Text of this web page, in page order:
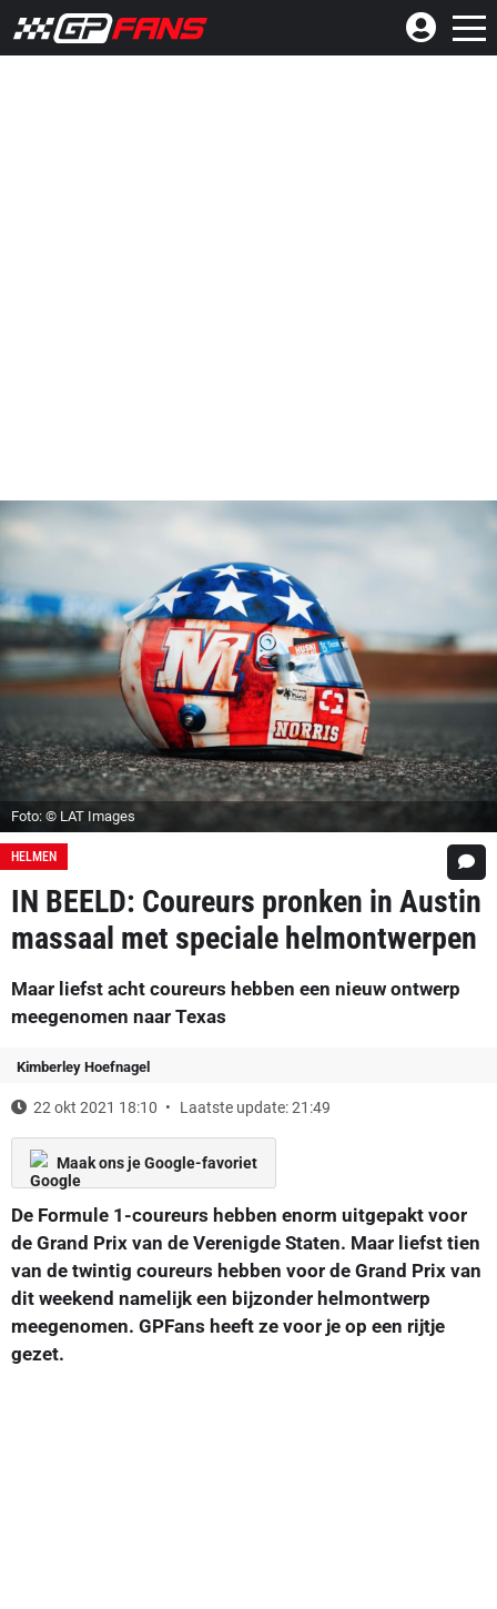
Foto: © LAT Images
HELMEN
IN BEELD: Coureurs pronken in Austin
massaal met speciale helmontwerpen
Maar liefst acht coureurs hebben een nieuw ontwerp
meegenomen naar Texas
Kimberley Hoefnagel
22 okt 2021 18:10 Laatste update: 21:49
Maak ons je Google-favoriet
De Formule 1-coureurs hebben enorm uitgepakt voor
de Grand Prix van de Verenigde Staten. Maar liefst tien
van de twintig coureurs hebben voor de Grand Prix van
dit weekend namelijk een bijzonder helmontwerp
meegenomen. GPFans heeft ze voor je op een rijtje
gezet.